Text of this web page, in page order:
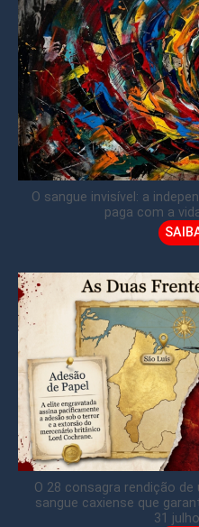
O sangue invisível: a
paga com a
O 28 consagra rendição
sangue caxiense que
31